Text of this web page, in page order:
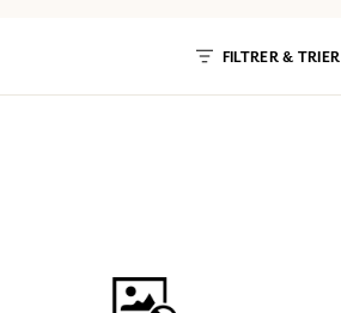
FILTRER & TRIER